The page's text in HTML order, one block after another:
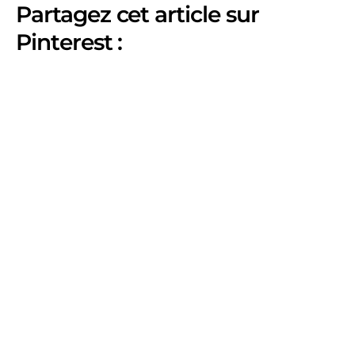
Partagez cet article sur
Pinterest :